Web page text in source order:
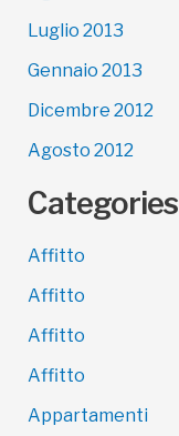
Luglio 2013
Gennaio 2013
Dicembre 2012
Agosto 2012
Categories
Affitto
Affitto
Affitto
Affitto
Appartamenti